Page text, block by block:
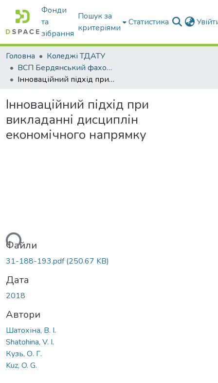
Фонди
та
зібрання
Пошук за
критеріями
Статистика
Головна
Коледжі ТДАТУ
ВСП Бердянський фаховий коледж ТДАТУ
Інноваційний підхід при викладанні дисциплін економічного напрямку
Інноваційний підхід при
викладанні дисциплін
економічного напрямку
Файли
31-188-193.pdf(250.67 KB)
Дата
2018
Автори
Шатохіна, В. І.
Shatohina, V. I.
Кузь, О. Г.
Kuz, O. G.